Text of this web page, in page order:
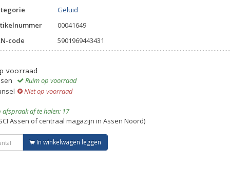
Geluid
00041649
code
5901969443431
voorraad
Ruim op voorraad
Niet op voorraad
afspraak af te halen: 17
Assen of centraal magazijn in Assen Noord)
In winkelwagen leggen